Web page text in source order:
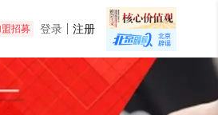
招募 登录 注册